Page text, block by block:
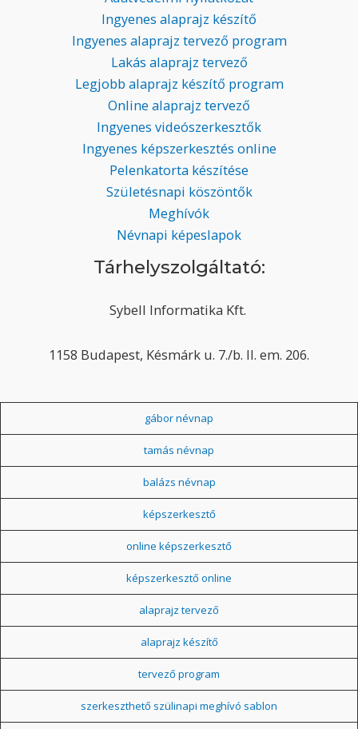
Ingyenes alaprajz készítő
Ingyenes alaprajz tervező program
Lakás alaprajz tervező
Legjobb alaprajz készítő program
Online alaprajz tervező
Ingyenes videószerkesztők
Ingyenes képszerkesztés online
Pelenkatorta készítése
Születésnapi köszöntők
Meghívók
Névnapi képeslapok
Tárhelyszolgáltató:
Sybell Informatika Kft.
1158 Budapest, Késmárk u. 7./b. II. em. 206.
gábor névnap
tamás névnap
balázs névnap
képszerkesztő
online képszerkesztő
képszerkesztő online
alaprajz tervező
alaprajz készítő
tervező program
szerkeszthető szülinapi meghívó sablon